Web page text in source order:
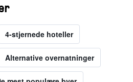
4-stjernede hoteller
Alternative overnatninger